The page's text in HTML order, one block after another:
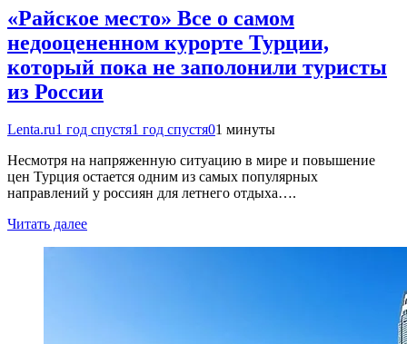
«Райское место» Все о самом
недооцененном курорте Турции,
который пока не заполонили туристы
из России
Lenta.ru1 год спустя1 год спустя01 минуты
Несмотря на напряженную ситуацию в мире и повышение
цен Турция остается одним из самых популярных
направлений у россиян для летнего отдыха….
Читать далее